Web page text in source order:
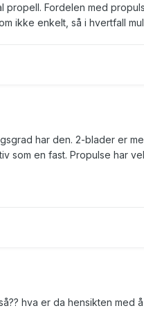
propell. Fordelen med
ikke enkelt, så i hvertfall
har den. 2-blader er
som en fast. Propulse har
hva er da hensikten med